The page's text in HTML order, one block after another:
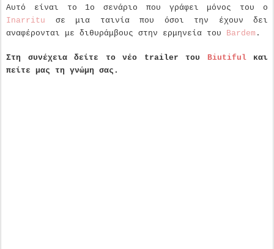
Αυτό είναι το 1ο σενάριο που γράφει μόνος του ο
Inarritu σε μια ταινία που όσοι την έχουν δει
αναφέρονται με διθυράμβους στην ερμηνεία του Bardem .
Στη συνέχεια δείτε το νέο trailer του Biutifulκαι
πείτε μας τη γνώμη σας.